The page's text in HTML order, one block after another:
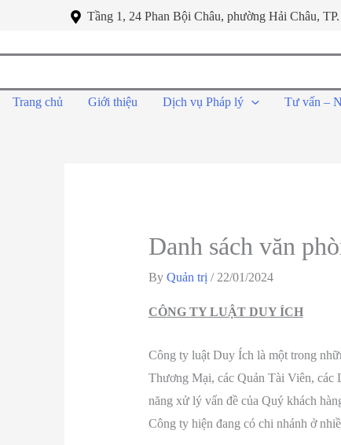
Tầng 1, 24 Phan Bội Châu, phường Hải Châu,
Trang chủ Giới thiệu Dịch vụ Pháp lý Tư vấn –
Danh sách văn
By Quản trị / 22/01/2024
CÔNG TY LUẬT DUY ÍCH
Công ty luật Duy Ích là một trong
Thương Mại, các Quản Tài Viên, các
năng xử lý vấn đề của Quý khách
Công ty hiện đang có chi nhánh ở